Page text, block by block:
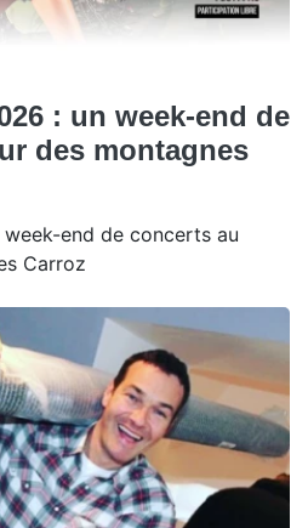
: un week-end de
des montagnes
end de concerts au
Carroz